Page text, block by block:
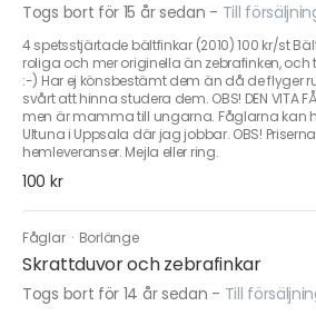
Togs bort för 15 år sedan - Till
4 spetsstjärtade bältfinkar (2010) 100 kr/st
roliga och mer originella än zebrafinken,
:-) Har ej könsbestämt dem än då de flyger
svårt att hinna studera dem. OBS! DEN VITA
men är mamma till ungarna. Fåglarna kan
Ultuna i Uppsala där jag jobbar. OBS!
hemleveranser. Mejla eller ring.
100 kr
Fåglar · Borlänge
Skrattduvor och zebrafinkar
Togs bort för 14 år sedan - Till